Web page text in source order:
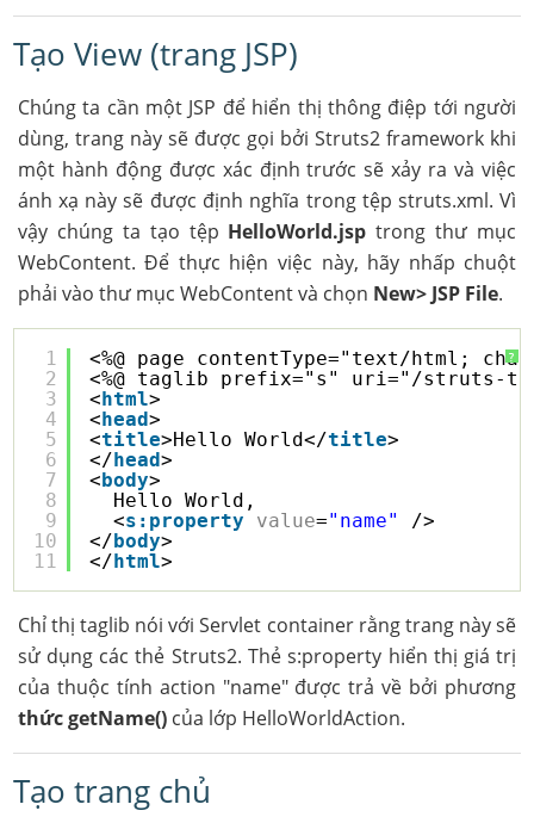
Tạo View (trang JSP)
Chúng ta cần một JSP để hiển thị thông điệp tới người
dùng, trang này sẽ được gọi bởi Struts2 framework khi
một hành động được xác định trước sẽ xảy ra và việc
ánh xạ này sẽ được định nghĩa trong tệp struts.xml. Vì
vậy chúng ta tạo tệp HelloWorld.jsp trong thư mục
WebContent. Để thực hiện việc này, hãy nhấp chuột
phải vào thư mục WebContent và chọn New> JSP File.
?
1
2
3
4
5
6
7
8
9
10
11
<%@ page contentType="text/html;
<%@ taglib prefix="s" uri="/struts-
<html>
<head>
<title>Hello World</title>
</head>
<body>
Hello World,
<s:property value="name"
/>
</body>
</html>
Chỉ thị taglib nói với Servlet container rằng trang này sẽ
sử dụng các thẻ Struts2. Thẻ s:property hiển thị giá trị
của thuộc tính action "name" được trả về bởi phương
thức getName()của lớp HelloWorldAction.
Tạo trang chủ